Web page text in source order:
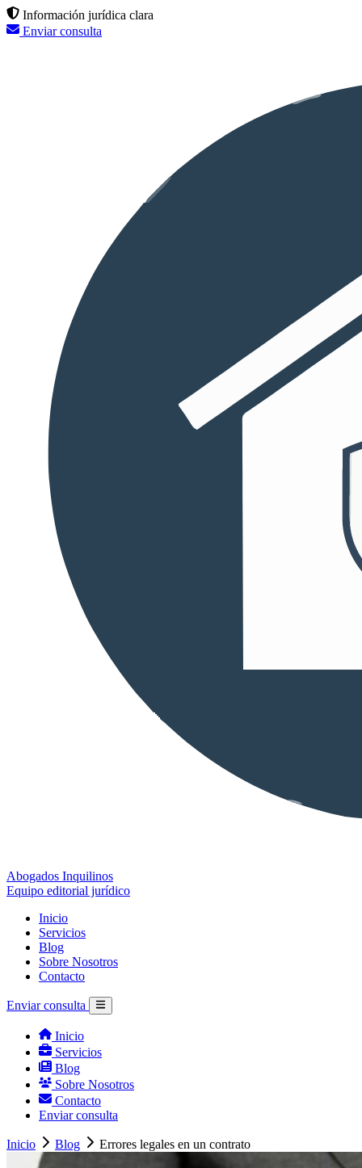
Información jurídica clara
Enviar consulta
Abogados Inquilinos
Equipo editorial jurídico
Inicio
Servicios
Blog
Sobre Nosotros
Contacto
Enviar consulta
Inicio
Servicios
Blog
Sobre Nosotros
Contacto
Enviar consulta
Inicio Blog Errores legales en un contrato